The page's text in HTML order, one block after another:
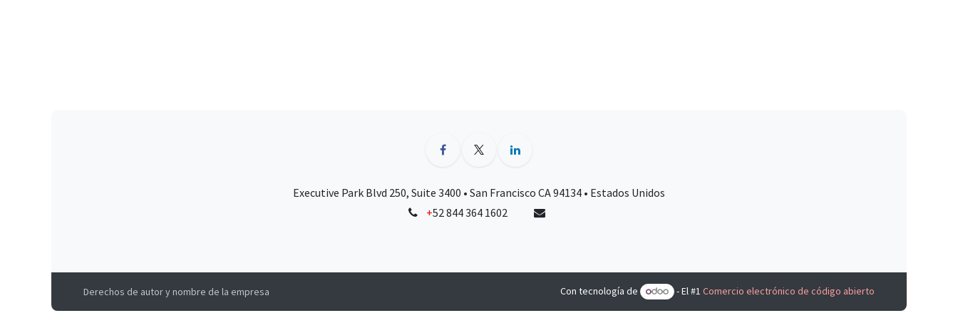
Executive Park Blvd 250, Suite 3400 • San Francisco CA 94134 • Estados Unidos
+52 844 364 1602
Derechos de autor y nombre de la empresa Con tecnología de - El #1 Comercio electrónico de código abierto